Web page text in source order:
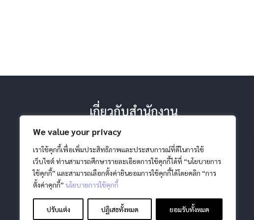
We value your privacy
เราใช้คุกกี้เพื่อเพิ่มประสิทธิภาพและประสบการณ์ที่ดีในการใช้
เว็บไซต์ ท่านสามารถศึกษารายละเอียดการใช้คุกกี้ได้ที่ “นโยบายการ
ใช้คุกกี้” และสามารถเลือกตั้งค่ายินยอมการใช้คุกกี้ได้โดยคลิก “การ
ตั้งค่าคุกกี้” นโยบายการใช้คุกกี้
ปรับแต่ง ปฏิเสธทั้งหมด ยอมรับทั้งหมด
เกี่ยวกับสำนักงาน
-โครงสร้างสำนักงาน
-วิสัยทัศน์ พันธกิจ